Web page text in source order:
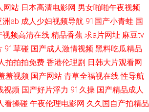
午夜狼友亚洲 香蕉伊人AV 日韩久操网 欧美成人女同
五月天婷婷网站 日本一道www 国内激情自拍视频
在线αV 黄色网页久久xxx 91网站永久入口 白丝高潮
在线看 AV手机观看 免费超碰激情 91成人在线导航
网站 日本高清电影网 男女啪啪午夜视频
洲ab 成人少妇视频导航 91国产小青蛙 国
视频高清在线 精品香蕉 求a片网址 麻豆tv
91草碰 国产成人激情视频 黑料吃瓜精品
拍拍拍免费 香港伦理剧 日韩大片观看网
羞视频 国产网站 青草全福视在线 性导航
视频 国产好片浮力 91久操 国产精品成人
看操碰 午夜伦理电影网 久久国自产拍精品